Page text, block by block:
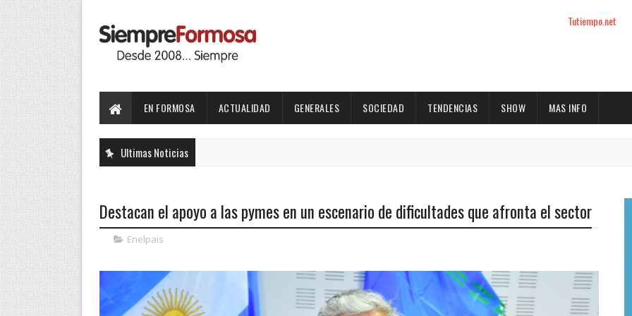
Tutiempo.net
EN FORMOSA ACTUALIDAD GENERALES SOCIEDAD TENDENCIAS SHOW MAS INFO
Ultimas Noticias
Destacan el apoyo a las pymes en un escenario de dificultades que afronta el sector
Enelpais